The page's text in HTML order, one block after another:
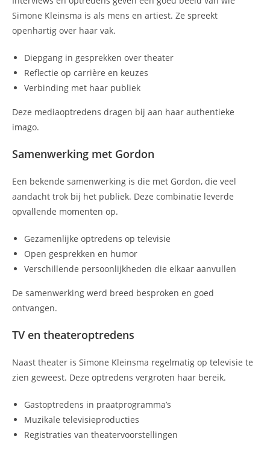
Simone Kleinsma is als mens en artiest. Ze spreekt
openhartig over haar vak.
Diepgang in gesprekken over theater
Reflectie op carrière en keuzes
Verbinding met haar publiek
Deze mediaoptredens dragen bij aan haar authentieke
imago.
Samenwerking met Gordon
Een bekende samenwerking is die met Gordon, die veel
aandacht trok bij het publiek. Deze combinatie leverde
opvallende momenten op.
Gezamenlijke optredens op televisie
Open gesprekken en humor
Verschillende persoonlijkheden die elkaar aanvullen
De samenwerking werd breed besproken en goed
ontvangen.
TV en theateroptredens
Naast theater is Simone Kleinsma regelmatig op televisie te
zien geweest. Deze optredens vergroten haar bereik.
Gastoptredens in praatprogramma’s
Muzikale televisieproducties
Registraties van theatervoorstellingen